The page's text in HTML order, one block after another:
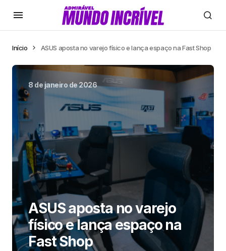
Início ASUS aposta no varejo físico e lança espaço na Fast Shop
8 de janeiro de 2026
ASUS aposta no varejo
físico e lança espaço na
Fast Shop